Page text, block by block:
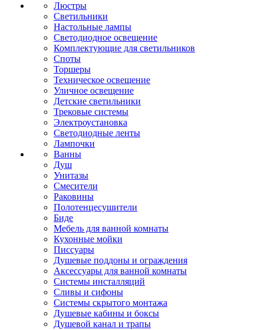
Люстры
Светильники
Настольные лампы
Светодиодное освещение
Комплектующие для светильников
Споты
Торшеры
Техническое освещение
Уличное освещение
Детские светильники
Трековые системы
Электроустановка
Светодиодные ленты
Лампочки
Ванны
Душ
Унитазы
Смесители
Раковины
Полотенцесушители
Биде
Мебель для ванной комнаты
Кухонные мойки
Писсуары
Душевые поддоны и ограждения
Аксессуары для ванной комнаты
Системы инсталляций
Сливы и сифоны
Системы скрытого монтажа
Душевые кабины и боксы
Душевой канал и трапы